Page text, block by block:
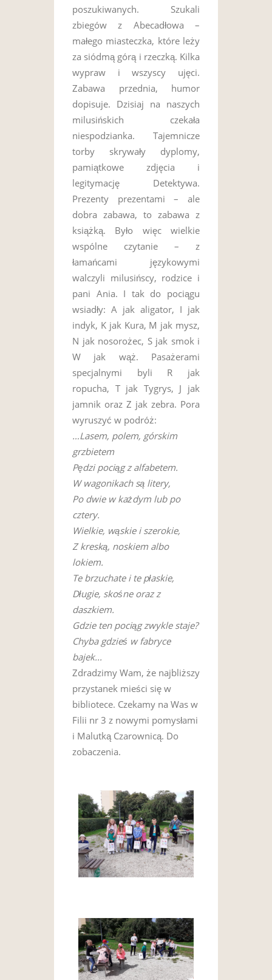
poszukiwanych. Szukali
zbiegów z Abecadłowa –
małego miasteczka, które leży
za siódmą górą i rzeczką. Kilka
wypraw i wszyscy ujęci.
Zabawa przednia, humor
dopisuje. Dzisiaj na naszych
milusińskich czekała
niespodzianka. Tajemnicze
torby skrywały dyplomy,
pamiątkowe zdjęcia i
legitymację Detektywa.
Prezenty prezentami – ale
dobra zabawa, to zabawa z
książką. Było więc wielkie
wspólne czytanie – z
łamańcami językowymi
walczyli milusińscy, rodzice i
pani Ania. I tak do pociągu
wsiadły: A jak aligator, I jak
indyk, K jak Kura, M jak mysz,
N jak nosorożec, S jak smok i
W jak wąż. Pasażerami
specjalnymi byli R jak
ropucha, T jak Tygrys, J jak
jamnik oraz Z jak zebra. Pora
wyruszyć w podróż:
…Lasem, polem, górskim
grzbietem
Pędzi pociąg z alfabetem.
W wagonikach są litery,
Po dwie w każdym lub po
cztery.
Wielkie, wąskie i szerokie,
Z kreską, noskiem albo
lokiem.
Te brzuchate i te płaskie,
Długie, skośne oraz z
daszkiem.
Gdzie ten pociąg zwykle staje?
Chyba gdzieś w fabryce
bajek...
Zdradzimy Wam, że najbliższy
przystanek mieści się w
bibliotece. Czekamy na Was w
Filii nr 3 z nowymi pomysłami
i Malutką Czarownicą. Do
zobaczenia.